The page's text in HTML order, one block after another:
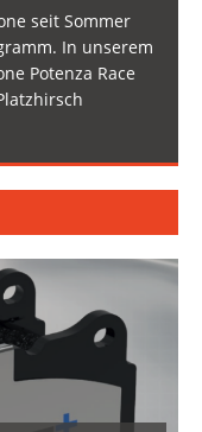
seit Sommer
In unserem
Potenza Race